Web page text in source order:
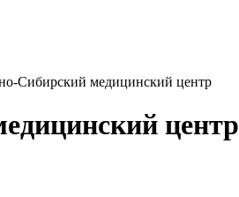
Сибирский медицинский центр
центр